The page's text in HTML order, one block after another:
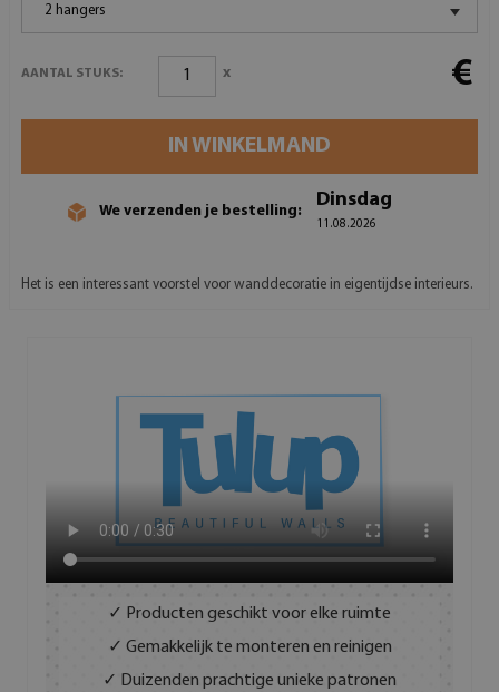
2 hangers
AANTAL STUKS: x €
IN WINKELMAND
We verzenden je bestelling:
Dinsdag
11.08.2026
Het is een interessant voorstel voor wanddecoratie in eigentijdse interieurs.
✓ Producten geschikt voor elke ruimte
✓ Gemakkelijk te monteren en reinigen
✓ Duizenden prachtige unieke patronen